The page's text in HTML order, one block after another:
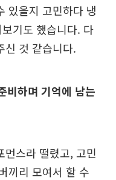
있을지 고민하다 냉
기도 했습니다. 다
신 것 같습니다.
비하며 기억에 남는
스라 떨렸고, 고민
끼리 모여서 할 수